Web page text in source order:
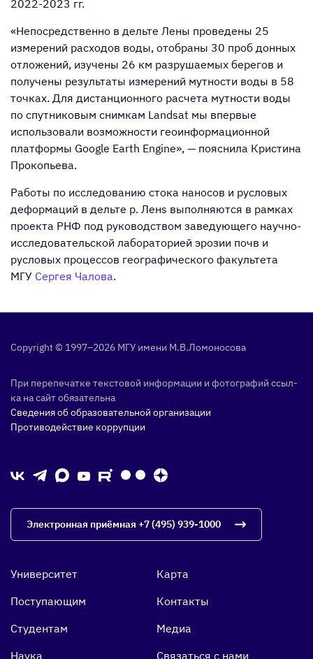
2022-2023 гг.
«Непосредственно в дельте Лены проведены 25
измерений расходов воды, отобраны 30 проб донных
отложений, изучены 26 км разрушаемых берегов и
получены результаты измерений мутности воды в 58
точках. Для дистанционного расчета мутности воды
по спутниковым снимкам Landsat мы впервые
использовали возможности геоинформационной
платформы Google Earth Engine», — пояснила Кристина
Прокопьева.
Работы по исследованию стока наносов и русловых
деформаций в дельте р. Ленs выполняются в рамках
проекта РНФ под руководством заведующего научно-
исследовательской лабораторией эрозии почв и
русловых процессов географического факультета
МГУ Сергея Чалова.
Copyright © 1997–2026 МГУ име­ни М.В.Ло­моно­сова
При пе­репе­чат­ке тек­сто­вой ин­форма­ции и фо­тог­ра­фий ссыл­
ка на сайт обя­затель­на
Сведения об образовательной организации
Противодействие коррупции
Электронная приёмная +7 (495) 939-1000
Университет
Поступающим
Студентам
Наука
Карта
Контакты
Медиа
Связаться с нами